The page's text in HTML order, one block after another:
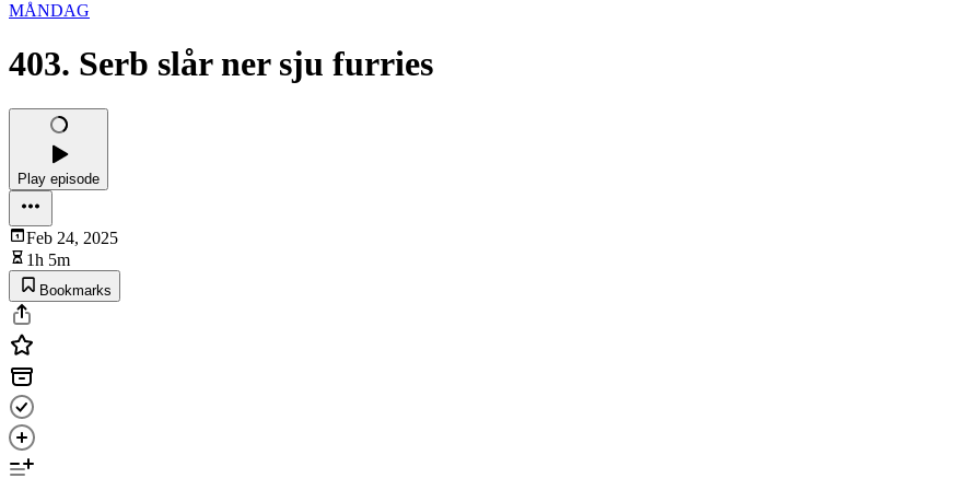
MÅNDAG
403. Serb slår ner sju furries
Play episode
Feb 24, 2025
1h 5m
Bookmarks